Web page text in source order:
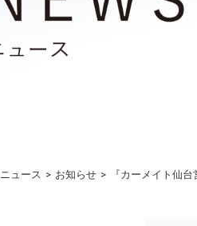
ニュース お知らせ 『カーメイト仙